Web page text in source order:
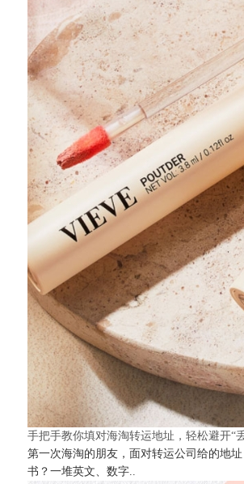
手把手教你填对海淘转运地址，轻松避开“
第一次海淘的朋友，面对转运公司给的地
书？一堆英文、数字..